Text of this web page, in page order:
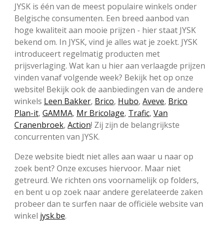
JYSK is één van de meest populaire winkels onder
Belgische consumenten. Een breed aanbod van
hoge kwaliteit aan mooie prijzen - hier staat JYSK
bekend om. In JYSK, vind je alles wat je zoekt. JYSK
introduceert regelmatig producten met
prijsverlaging. Wat kan u hier aan verlaagde prijzen
vinden vanaf volgende week? Bekijk het op onze
website! Bekijk ook de aanbiedingen van de andere
winkels Leen Bakker, Brico, Hubo, Aveve, Brico
Plan-it, GAMMA, Mr Bricolage, Trafic, Van
Cranenbroek, Action! Zij zijn de belangrijkste
concurrenten van JYSK.
Deze website biedt niet alles aan waar u naar op
zoek bent? Onze excuses hiervoor. Maar niet
getreurd. We richten ons voornamelijk op folders,
en bent u op zoek naar andere gerelateerde zaken
probeer dan te surfen naar de officiële website van
winkel jysk.be.